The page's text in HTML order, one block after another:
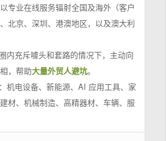
专业在线服务辐射全国及海外（客户
北京、深圳、港澳地区，以及澳大利
内充斥噱头和套路的情况下，主动向
，帮助大量外贸人避坑。
机电设备、新能源、AI 应用工具、家
材、机械制造、高精器材、车辆、服